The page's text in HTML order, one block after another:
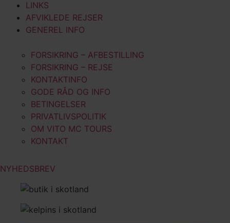
LINKS
AFVIKLEDE REJSER
GENEREL INFO
FORSIKRING – AFBESTILLING
FORSIKRING – REJSE
KONTAKTINFO
GODE RÅD OG INFO
BETINGELSER
PRIVATLIVSPOLITIK
OM VITO MC TOURS
KONTAKT
NYHEDSBREV